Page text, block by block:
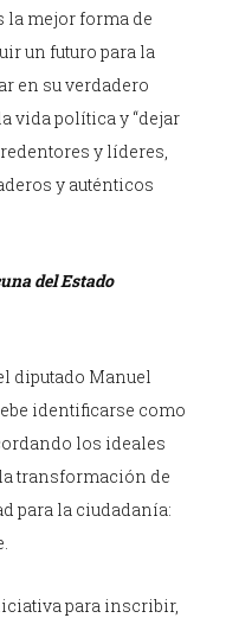
la mejor forma de
un futuro para la
en su verdadero
vida política y “dejar
y líderes,
y auténticos
del Estado
diputado Manuel
identificarse como
los ideales
transformación de
para la ciudadanía:
para inscribir,